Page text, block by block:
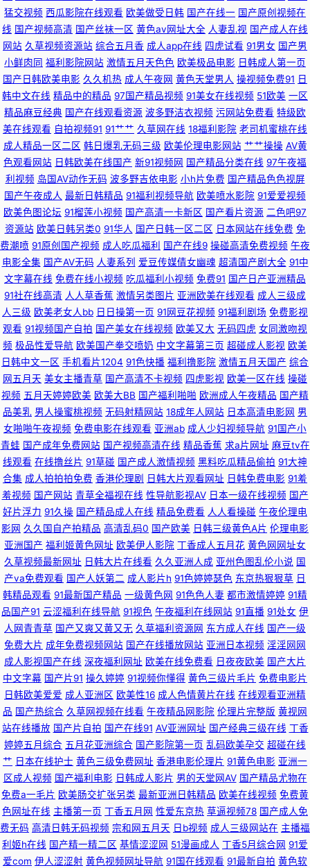
伪娘91在线 91熊貓 蜜桃视频91TV 91日日夜 久久0区 91成人黑丝 国产成人
欧美首页 色悠悠五月桃花网 91自慰不挡隐私视频 青青操aV 91秒拍福利视频
黑丝袜后入 新不卡的av在线网站 成人在线视频网站 日韩午夜久久 91熟女91
欧美专区第一页 91免费 久久六热视频 影音先锋色a 东京热伊人大香蕉 伪娘
网站 传媒导航福利 日韩AV一区 91怕怕 欧美a观看 91美网站 久久豆花
91pron在线观看 福利社拍拍拍 色色欧美日韩 91在线精品观看视频 欧美日韩
国产亚洲数字 91国产首业 国产日韩综合福利 中文字幕有码第39页 国产38页
五月丁香国产在线网站 俺去也啦 色悠悠综合在线观看 97亚洲视频 欧美性爱
复古wwww 91麻豆果冻传媒国 狼伊人久久 91豆花在线啪啪视频 国产麻豆精
品在线 先锋影音波多野吉衣 超碰激情国产 色界福利导航 91在线高清视频 日
韩三级www 91熟女精品91 欧美欧美欧美欧美 91韩剧网最新韩剧 激情小说
福利微拍一区 影音先锋av无码 传媒在线观看免费看 五月花成人网 av色色天
堂 日韩精品二 91视频网址大全 欧美精品网页 91色免费看 蜜芽一起操海角
91妹妹 久久黄色成人网站 91传媒在线视频网 国产天堂网 性欧美首页另类
www狠狠草 三级黄色高清在线 www极品女 天天干天天在线电影 成人网在
线免费观看 天堂中文资源网站 www国产视频 日韩欧美中文字 97人妻影院
人妖肛交 91社欧美 欧美敕B 91视频大全在线观看 欧美a久久 99热婷 日干射
操逼 97韩影视伦理 男人的天堂网黄 91免费看福利姬 久久视频老司机 91麻豆
tvcom 蜜桃成人AV 91午夜视频 人妻操人人 91熟女91 国产片1024 欧美一区
啪啪 亚洲东方AV在线 91国厂视频 91最新网页 国产福利视频网导航 三级日
韩网址 91精品一区 www91福利 九九婷婷伊人色 91匿名大神人妻在线 欧美
三级毛片 91视频在线观看最新 人人插人人射 超碰操碰超碰超96 亚州综合幕
91福利视频导航页 内射无码高清 91视频免费观看 青青草国产精品 91资源在
猛交视频 西瓜影院在线观看 欧美做受日韩 国产在线一 国产原创视频在
线 国产视频高清 国产丝袜一区 黄色av网址大全 人妻乱视 国产成人在线
网站 久草视频资源站 综合五月香 成人app在线 四虎试看 91男女 国产男
小鲜肉同 福利影院网站 激情五月天色色 欧美极品电影 日韩成人第一页
国产日韩欧美电影 久久机热 成人午夜网 黄色天堂男人 操视频免费91 日
韩中文在线 精品中的精品 97国产精品视频 91美女在线视频 51欧美 一区
精品麻豆经典 国产在线观看资源 波多野洁衣视频 污网站免费看 特级欧
美在线观看 自拍视频91 91艹艹 久草网在线 18福利影院 老司机蜜桃在线
成人精品一区二区 韩日爆乳无码三级 欧美伦理电影网站 艹艹操操 AV黄
色观看网站 日韩欧美在线国产 新91视频网 国产精品分类在线 97午夜福
利视频 岛国AV动作无码 波多野吉依电影 小h片免费 国产精品色色视屏
国产午夜成人 最新日韩精品 91福利视频导航 欧美喷水影院 91爱爱视频
欧美色图论坛 91榴莲小视频 国产高清一卡新区 国产看片资源 二色吧97
资源站 欧美日韩另类0 91华人 国产日韩一区二区 日本网站在线免费 免
费潮喷 91原创国产视频 成人吃瓜福利 国产在线9 操碰高清免费视频 午夜
电影全集 国产AV无码 人妻系列 爱豆传媒倩女幽魂 超清国产剧大全 91中
文字幕在线 免费在线小视频 吃瓜福利小视频 免费91 国产日产亚洲精品
91社在线高清 人人草香蕉 激情另类图片 亚洲欧美在线观看 成人三级成
人三级 欧美老女人bb 日日操第一页 91网豆花视频 91福利剧场 免费影视
观看 91视频国产自拍 国产美女在线视频 欧美又大 无码四虎 女同激吻视
频 极品性爱导航 欧美国产拳交喷奶 中文字幕第三页 超碰成人影视 欧美
日韩中文一区 手机看片1204 91色快播 福利撸影院 激情五月天国产 综合
网五月天 美女主播青草 国产高清不卡视频 四虎影视 欧美一区在线 操碰
视频 五月天婷婷欧美 欧美大BB 国产福利啪啪 欧洲成人午夜精品 国产精
品美乳 男人操蜜桃视频 无码射精网站 18成年人网站 日本高清电影网 男
女啪啪午夜视频 免费电影在线观看 亚洲ab 成人少妇视频导航 91国产小
青蛙 国产成年免费网站 国产视频高清在线 精品香蕉 求a片网址 麻豆tv在
线观看 在线撸丝片 91草碰 国产成人激情视频 黑料吃瓜精品偷拍 91大神
合集 成人拍拍拍免费 香港伦理剧 日韩大片观看网址 日韩免费电影 91羞
羞视频 国产网站 青草全福视在线 性导航影视AV 日本一级在线视频 国产
好片浮力 91久操 国产精品成人在线 精品免费看 人人看操碰 午夜伦理电
影网 久久国自产拍精品 高清乱码0 国产欧美 日韩三级黄色A片 伦理电影
亚洲国产 福利姬黄色网址 欧美伊人影院 丁香成人五月花 黄色网网址女
久草视频最新网址 日韩大片在线看 久久亚洲人成 亚州色图乱伦小说 国
产va免费观看 国产人妖第二 成人影片h 91色婷婷瑟色 东京热狠狠草 日
韩精品观看 91最新国产精品 一级黄色网 91色色人妻 都市激情婷婷 91精
品国产91 云涩福利在线导航 91视色 午夜福利在线网站 91直播 91处女 伊
人网青青草 国产又爽又黄又无 久草福利资源网 东方成人在线 国产一级
免费大片 成年免费视频网站 国产在线播放网站 亚洲日本视频 淫淫网网
成人影视国产在线 深夜福利网址 欧美在线免费看 日夜夜欧美 国产大片
中文字幕 国产片91 操久婷婷 91视频你懂得 黄色三级片毛片 免费电影片
日韩欧美爱爱 成人亚洲区 欧美性16 成人色情黄片在线 在线观看亚洲精
品 国产热综合 久草网视频在线看 午夜精品网影院 伦理片完整版 黄视网
站在线播放 国产片自拍 国产在线91 AV亚洲网址 国产经典三级在线 丁香
婷婷五月综合 五月花亚洲综合 国产影院第一页 乱码欧美孕交 超碰在线
艹 日本在线护士 黄色三级免费网址 香港电影伦理片 91黄色电影 亚洲一
区成人视频 国产福利电影 日韩成人影片 男的天堂网AV 国产精品尤物在
免费a一毛片 欧美肠交扩张另类 最新亚洲日韩精品 欧美在线视频 免费黄
色网址在线 主播第一页 丁香五月网 性爱东京热 草逼视频78 国产成人免
费无码 高清日韩无码视频 宗和网五月天 日b视频 成人三级网站在 主播福
利姬h在线 国产精一精二区 基情涩涩网 51漫画成人 丁香5月综合网 91爱
爱com 伊人涩涩射 黄色视频网址导航 91国在线观看 91最新自拍 黄色软